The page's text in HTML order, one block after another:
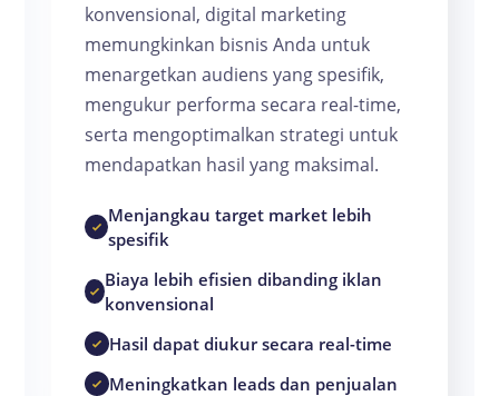
konvensional, digital marketing
memungkinkan bisnis Anda untuk
menargetkan audiens yang spesifik,
mengukur performa secara real-time,
serta mengoptimalkan strategi untuk
mendapatkan hasil yang maksimal.
Menjangkau target market lebih
spesifik
Biaya lebih efisien dibanding iklan
konvensional
Hasil dapat diukur secara real-time
Meningkatkan leads dan penjualan